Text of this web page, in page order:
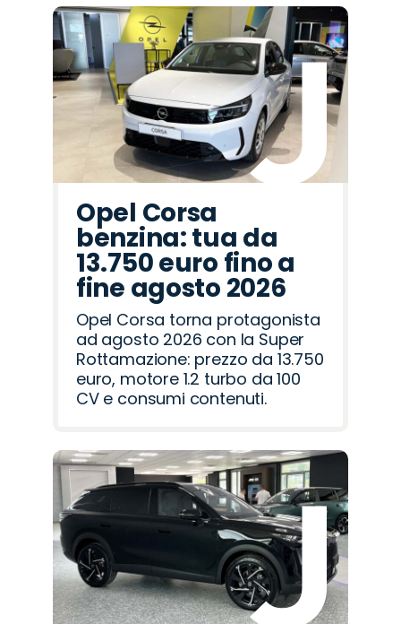
Opel Corsa
benzina: tua da
13.750 euro fino a
fine agosto 2026
Opel Corsa torna protagonista
ad agosto 2026 con la Super
Rottamazione: prezzo da 13.750
euro, motore 1.2 turbo da 100
CV e consumi contenuti.